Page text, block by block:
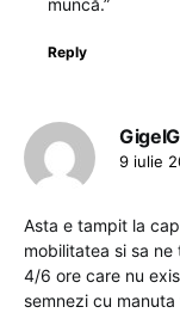
muncă.”
Reply
9 iulie
Asta e tampit la
mobilitatea si sa
4/6 ore care nu
semnezi cu